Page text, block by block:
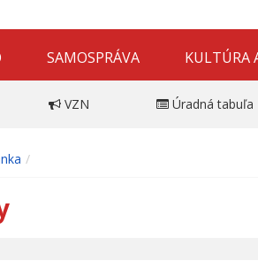
SAMOSPRÁVA KULTÚRA
VZN Úradná tabuľa